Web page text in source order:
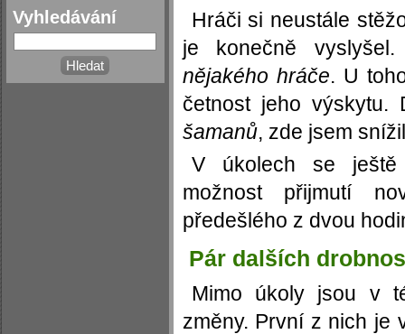
Vyhledávání
Hráči si neustále
je konečně
nějakého hráče. U
četnost jeho
šamanů, zde jsem
V úkolech se
možnost přijmutí
předešlého z dvou
Pár dalších
Mimo úkoly jsou v
změny. První z nich je